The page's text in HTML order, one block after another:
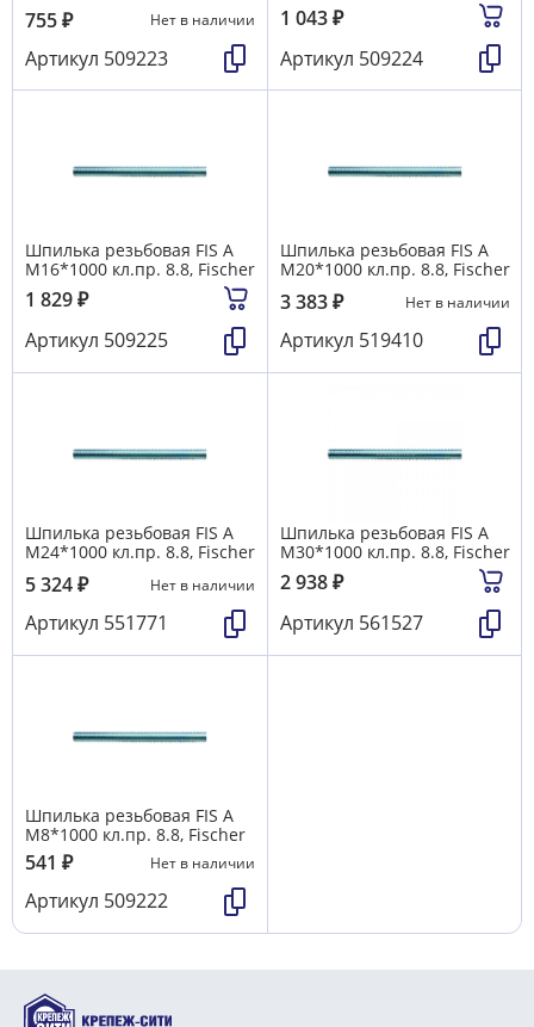
755₽ Нет в наличии
Артикул 509223
1 043₽
Артикул 509224
Шпилька резьбовая FIS A
М16*1000 кл.пр. 8.8, Fischer
1 829₽
Артикул 509225
Шпилька резьбовая FIS A
М20*1000 кл.пр. 8.8, Fischer
3 383₽ Нет в наличии
Артикул 519410
Шпилька резьбовая FIS A
М24*1000 кл.пр. 8.8, Fischer
5 324₽ Нет в наличии
Артикул 551771
Шпилька резьбовая FIS A
М30*1000 кл.пр. 8.8, Fischer
2 938₽
Артикул 561527
Шпилька резьбовая FIS A
М8*1000 кл.пр. 8.8, Fischer
541 ₽ Нет в наличии
Артикул 509222